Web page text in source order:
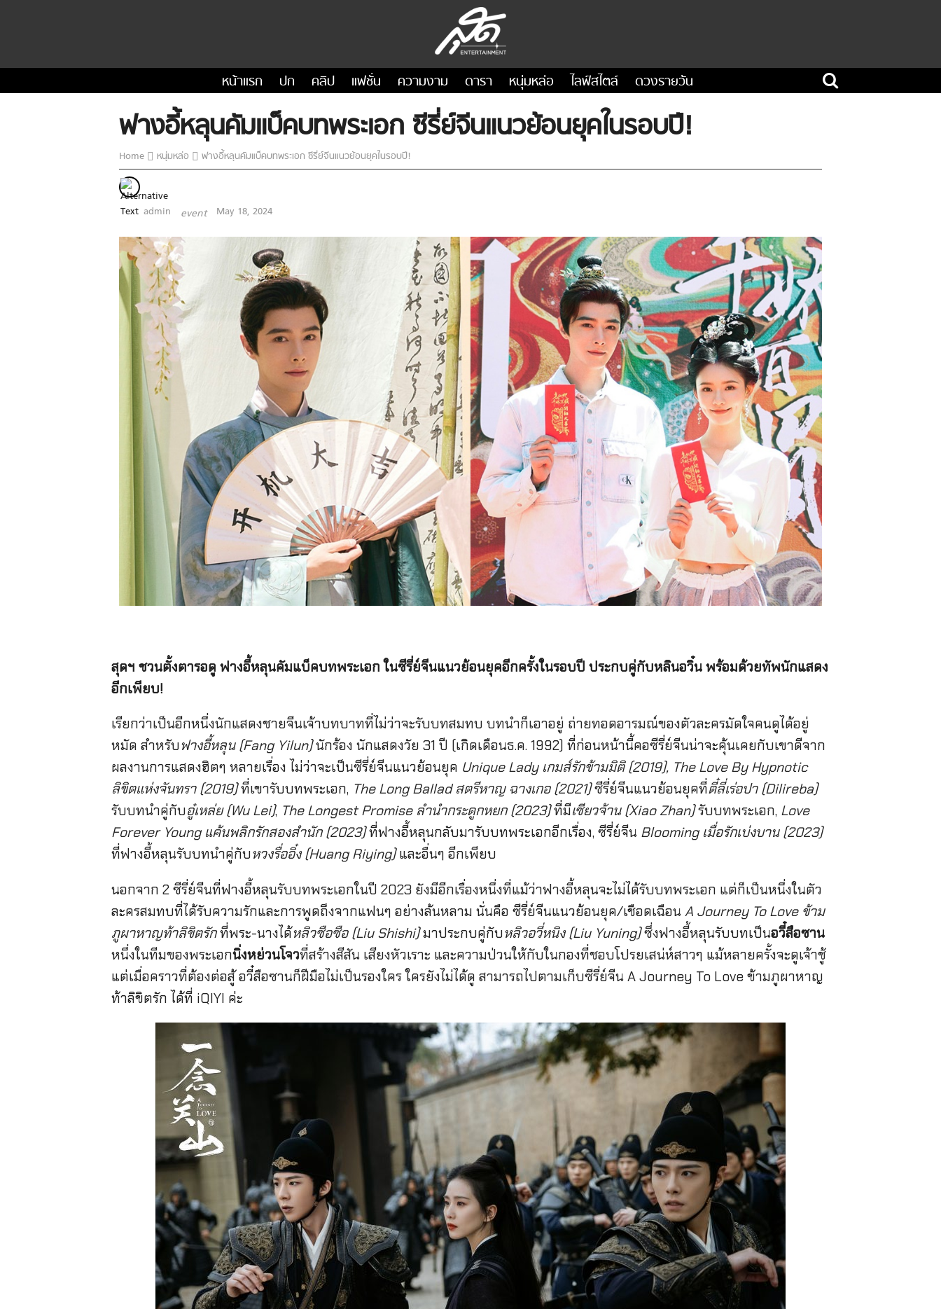
หน้าแรก ปก คลิป แฟชั่น ความงาม ดารา หนุ่มหล่อ ไลฟ์สไตล์ ดวงรายวัน
ฟางอี้หลุนคัมแบ็คบทพระเอก ซีรี่ย์จีนแนวย้อนยุคในรอบปี!
Home หนุ่มหล่อ ฟางอี้หลุนคัมแบ็คบทพระเอก ซีรี่ย์จีนแนวย้อนยุคในรอบปี!
admin event May 18, 2024
สุดฯ ชวนตั้งตารอดู ฟางอี้หลุนคัมแบ็คบทพระเอก ในซีรี่ย์จีนแนวย้อนยุคอีกครั้งในรอบปี ประกบคู่กับหลินอวิ๋น พร้อมด้วยทัพนักแสดง
อีกเพียบ!
เรียกว่าเป็นอีกหนึ่งนักแสดงชายจีนเจ้าบทบาทที่ไม่ว่าจะรับบทสมทบ บทนำก็เอาอยู่ ถ่ายทอดอารมณ์ของตัวละครมัดใจคนดูได้อยู่
หมัด สำหรับฟางอี้หลุน (Fang Yilun)นักร้อง นักแสดงวัย 31 ปี (เกิดเดือนธ.ค. 1992) ที่ก่อนหน้านี้คอซีรี่ย์จีนน่าจะคุ้นเคยกับเขาดีจาก
ผลงานการแสดงฮิตๆ หลายเรื่อง ไม่ว่าจะเป็นซีรี่ย์จีนแนวย้อนยุค Unique Lady เกมส์รักข้ามมิติ (2019), The Love By Hypnotic
ลิขิตแห่งจันทรา (2019)ที่เขารับบทพระเอก, The Long Ballad สตรีหาญ ฉางเกอ (2021)ซีรี่ย์จีนแนวย้อนยุคที่ตี๋ลี่เร่อปา (Dilireba)
รับบทนำคู่กับอู๋เหล่ย (Wu Lei), The Longest Promise ลำนำกระดูกหยก (2023)ที่มีเซียวจ้าน (Xiao Zhan)รับบทพระเอก, Love
Forever Young แค้นพลิกรักสองสำนัก (2023)ที่ฟางอี้หลุนกลับมารับบทพระเอกอีกเรื่อง, ซีรี่ย์จีน Blooming เมื่อรักเบ่งบาน (2023)
ที่ฟางอี้หลุนรับบทนำคู่กับหวงรื่ออิ๋ง (Huang Riying)และอื่นๆ อีกเพียบ
นอกจาก 2 ซีรี่ย์จีนที่ฟางอี้หลุนรับบทพระเอกในปี 2023 ยังมีอีกเรื่องหนึ่งที่แม้ว่าฟางอี้หลุนจะไม่ได้รับบทพระเอก แต่ก็เป็นหนึ่งในตัว
ละครสมทบที่ได้รับความรักและการพูดถึงจากแฟนๆ อย่างล้นหลาม นั่นคือ ซีรี่ย์จีนแนวย้อนยุค/เชือดเฉือน A Journey To Love ข้าม
ภูผาหาญท้าลิขิตรักที่พระ-นางได้หลิวซือซือ (Liu Shishi)มาประกบคู่กับหลิวอวี่หนิง (Liu Yuning)ซึ่งฟางอี้หลุนรับบทเป็นอวี๋สือซาน
หนึ่งในทีมของพระเอกนิ่งหย่วนโจวที่สร้างสีสัน เสียงหัวเราะ และความป่วนให้กับในกองที่ชอบโปรยเสน่ห์สาวๆ แม้หลายครั้งจะดูเจ้าชู้
แต่เมื่อคราวที่ต้องต่อสู้ อวี๋สือซานก็ฝีมือไม่เป็นรองใคร ใครยังไม่ได้ดู สามารถไปตามเก็บซีรี่ย์จีน A Journey To Love ข้ามภูผาหาญ
ท้าลิขิตรัก ได้ที่ iQIYI ค่ะ